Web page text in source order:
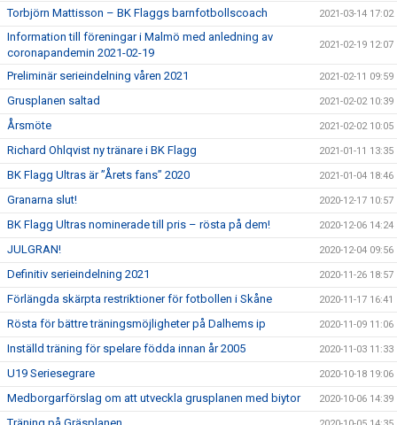
Torbjörn Mattisson – BK Flaggs barnfotbollscoach 2021-03-14 17:02
Information till föreningar i Malmö med anledning av
coronapandemin 2021-02-19
2021-02-19 12:07
Preliminär serieindelning våren 2021 2021-02-11 09:59
Grusplanen saltad 2021-02-02 10:39
Årsmöte 2021-02-02 10:05
Richard Ohlqvist ny tränare i BK Flagg 2021-01-11 13:35
BK Flagg Ultras är ”Årets fans” 2020 2021-01-04 18:46
Granarna slut! 2020-12-17 10:57
BK Flagg Ultras nominerade till pris – rösta på dem! 2020-12-06 14:24
JULGRAN! 2020-12-04 09:56
Definitiv serieindelning 2021 2020-11-26 18:57
Förlängda skärpta restriktioner för fotbollen i Skåne 2020-11-17 16:41
Rösta för bättre träningsmöjligheter på Dalhems ip 2020-11-09 11:06
Inställd träning för spelare födda innan år 2005 2020-11-03 11:33
U19 Seriesegrare 2020-10-18 19:06
Medborgarförslag om att utveckla grusplanen med biytor 2020-10-06 14:39